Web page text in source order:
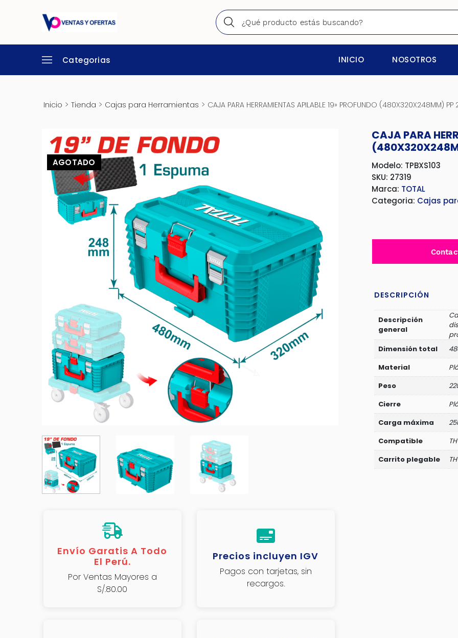
Categorias INICIO NOSOTROS
Inicio > Tienda > Cajas para Herramientas > CAJA PARA HERRAMIENTAS APILABLE 19» PROFUNDO (480X320X248MM)
AGOTADO
Envío Garatis A Todo
El Perú.
Por Ventas Mayores a
S/.80.00
Precios incluyen IGV
Pagos con tarjetas, sin
recargos.
CAJA PARA
Modelo: TPBXS103
SKU: 27319
Marca: TOTAL
Categoria: Cajas
DESCRIPCIÓN
Descripción
general
Dimensión total
Material
Peso
Cierre
Carga máxima
Compatible
Carrito plegable